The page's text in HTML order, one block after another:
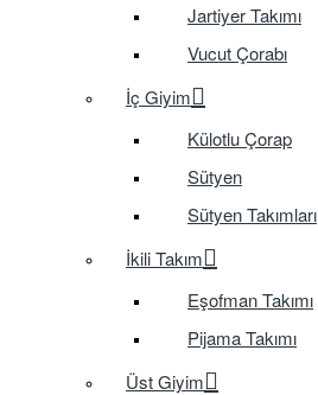
Jartiyer Takımı
Vucut Çorabı
İç Giyim
Külotlu Çorap
Sütyen
Sütyen Takımları
İkili Takım
Eşofman Takımı
Pijama Takımı
Üst Giyim